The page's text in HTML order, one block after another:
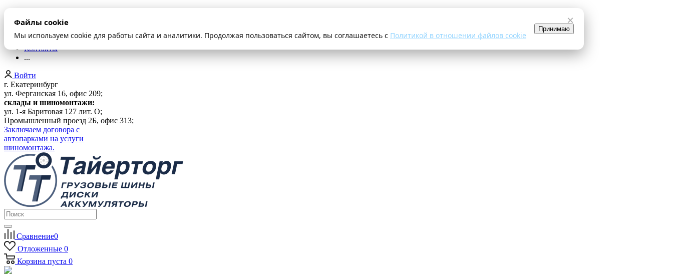
×
Файлы cookie
Мы используем cookie для работы сайта и аналитики. Продолжая пользоваться сайтом, вы соглашаетесь с Политикой в отношении файлов cookie
Принимаю
Оплата и доставка
Шиномонтаж
Контакты
...
Войти
г. Екатеринбург
ул. Ферганская 16, офис 209;
склады и шиномонтажи:
ул. 1-я Баритовая 127 лит. О;
Промышленный проезд 2Б, офис 313;
Заключаем договора с
автопарками на услуги
шиномонтажа.
Сравнение0
Отложенные 0
Корзина пуста 0